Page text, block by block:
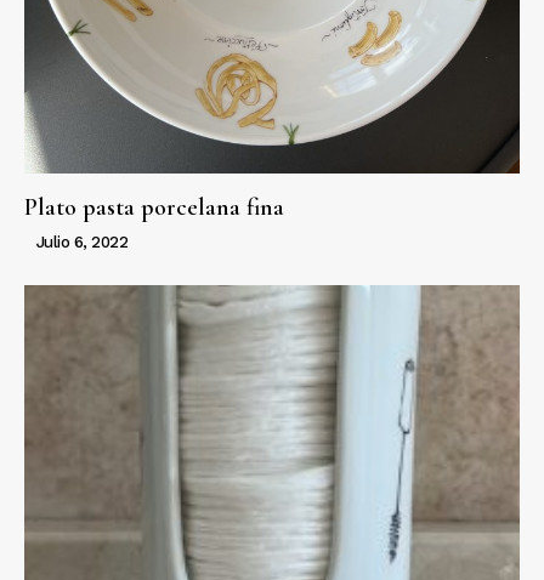
Plato pasta porcelana fina
Julio 6, 2022